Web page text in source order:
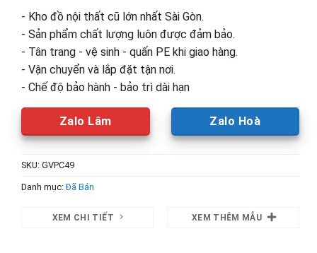
- Kho đồ nội thất cũ lớn nhất Sài Gòn.
- Sản phẩm chất lượng luôn được đảm bảo.
- Tân trang - vệ sinh - quấn PE khi giao hàng.
- Vận chuyển và lắp đặt tận nơi.
- Chế độ bảo hành - bảo trì dài hạn
Zalo Lâm Zalo Hoà
SKU: GVPC49
Danh mục:Đã Bán
XEM CHI TIẾT XEM THÊM MẪU